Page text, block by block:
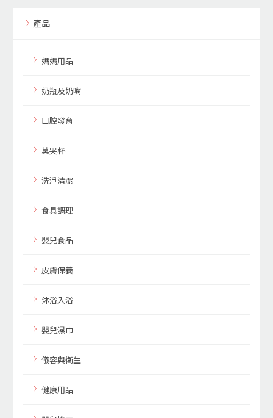
產品
媽媽用品
奶瓶及奶嘴
口腔發育
莫哭杯
洗淨清潔
食具調理
嬰兒食品
皮膚保養
沐浴入浴
嬰兒濕巾
儀容與衛生
健康用品